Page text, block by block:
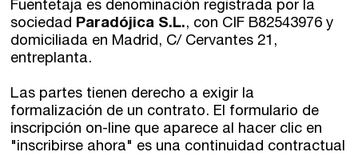
Fuentetaja es denominación registrada por la
sociedad Paradójica S.L., con CIF B82543976 y
domiciliada en Madrid, C/ Cervantes 21,
entreplanta.
Las partes tienen derecho a exigir la
formalización de un contrato. El formulario de
inscripción on-line que aparece al hacer clic en
"inscribirse ahora" es una continuidad contractual